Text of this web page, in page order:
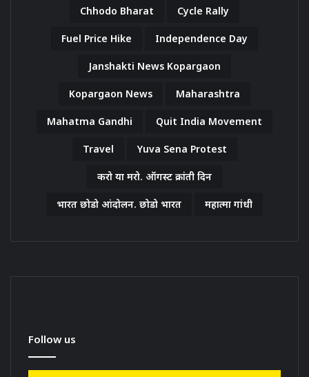
Chhodo Bharat Cycle Rally
Fuel Price Hike Independence Day
Janshakti News Kopargaon
Kopargaon News Maharashtra
Mahatma Gandhi Quit India Movement
Travel Yuva Sena Protest
करो या मरो. ऑगस्ट क्रांती दिन
भारत छोडो आंदोलन. छोडो भारत महात्मा गांधी
Follow us